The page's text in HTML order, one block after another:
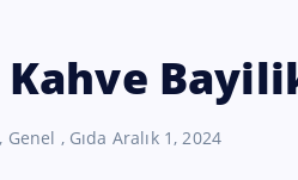
, Genel , Gıda Aralık 1, 2024